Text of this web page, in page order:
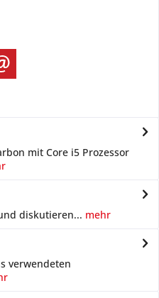
mit Core i5 Prozessor
diskutieren... mehr
verwendeten